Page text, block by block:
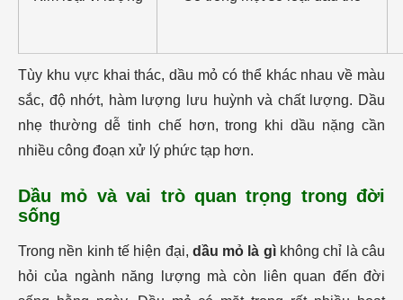
Tùy khu vực khai thác, dầu mỏ có thể khác nhau về màu
sắc, độ nhớt, hàm lượng lưu huỳnh và chất lượng. Dầu
nhẹ thường dễ tinh chế hơn, trong khi dầu nặng cần
nhiều công đoạn xử lý phức tạp hơn.
Dầu mỏ và vai trò quan trọng trong đời
sống
Trong nền kinh tế hiện đại, dầu mỏ là gìkhông chỉ là câu
hỏi của ngành năng lượng mà còn liên quan đến đời